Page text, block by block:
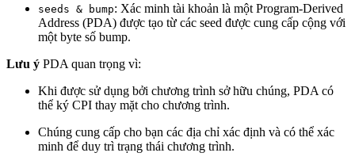
seeds & bump: Xác minh tài khoản là một Program-Derived
Address (PDA) được tạo từ các seed được cung cấp cộng với
một byte số bump.
Lưu ý PDA quan trọng vì:
Khi được sử dụng bởi chương trình sở hữu chúng, PDA có
thể ký CPI thay mặt cho chương trình.
Chúng cung cấp cho bạn các địa chỉ xác định và có thể xác
minh để duy trì trạng thái chương trình.